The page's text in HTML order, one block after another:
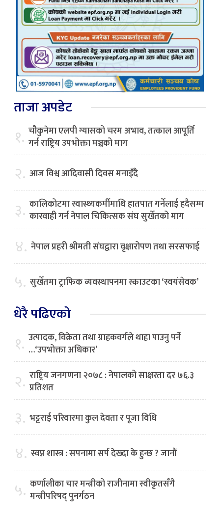
ताजा अपडेट
१. चौकुनेमा एलपी ग्यासको चरम अभाव, तत्काल आपूर्ति
गर्न राष्ट्रिय उपभोक्ता मञ्चको माग
२. आज विश्व आदिवासी दिवस मनाइँदै
३. कालिकोटमा स्वास्थ्यकर्मीमाथि हातपात गर्नेलाई हदैसम्म
कारवाही गर्न नेपाल चिकित्सक संघ सुर्खेतको माग
४. नेपाल प्रहरी श्रीमती संघद्वारा वृक्षारोपण तथा सरसफाई
५. सुर्खेतमा ट्राफिक व्यवस्थापनमा स्काउटका ‘स्वयंसेवक’
धेरै पढिएको
१. उत्पादक, विक्रेता तथा ग्राहकवर्गले थाहा पाउनु पर्ने
…‘उपभोक्ता अधिकार’
२. राष्ट्रिय जनगणना २०७८ : नेपालको साक्षरता दर ७६.३
प्रतिशत
३. भट्टराई परिवारमा कुल देवता र पूजा विधि
४. स्वप्न शास्त्र : सपनामा सर्प देख्दा के हुन्छ ? जानौं
५. कर्णालीका चार मन्त्रीको राजीनामा स्वीकृतसँगै
मन्त्रीपरिषद् पुनर्गठन